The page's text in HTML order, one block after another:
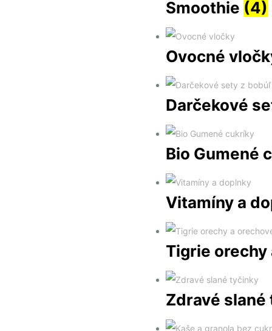
Bio šťavy (14)
Ovocné
Ovocné
Ovocné
Smoothie(4)
Ovocné
Darčekové